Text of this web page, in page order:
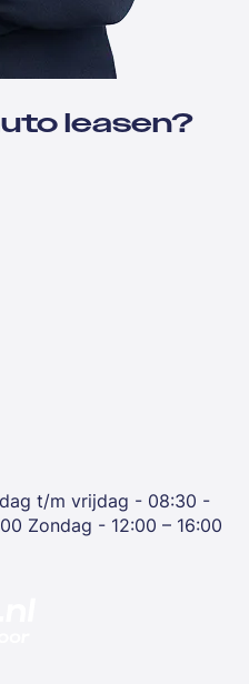
leasen?
t/m vrijdag - 08:30 -
Zondag - 12:00 – 16:00